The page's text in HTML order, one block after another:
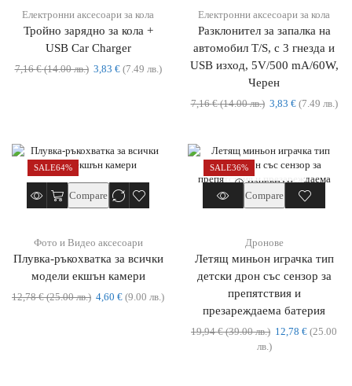
Електронни аксесоари за кола
Тройно зарядно за кола +
USB Car Charger
7,16€ (14.00 лв.) 3,83 € (7.49 лв.)
Електронни аксесоари за кола
Разклонител за запалка на
автомобил T/S, с 3 гнезда и
USB изход, 5V/500 mA/60W,
Черен
7,16€ (14.00 лв.) 3,83 € (7.49 лв.)
SALE64%
Compare
Фото и Видео аксесоари
Плувка-ръкохватка за всички
модели екшън камери
12,78€ (25.00 лв.) 4,60 € (9.00 лв.)
SALE36%
ИЗЧЕРПАН
Compare
Дронове
Летящ миньон играчка тип
детски дрон със сензор за
препятствия и
презареждаема батерия
19,94€ (39.00 лв.) 12,78 € (25.00
лв.)